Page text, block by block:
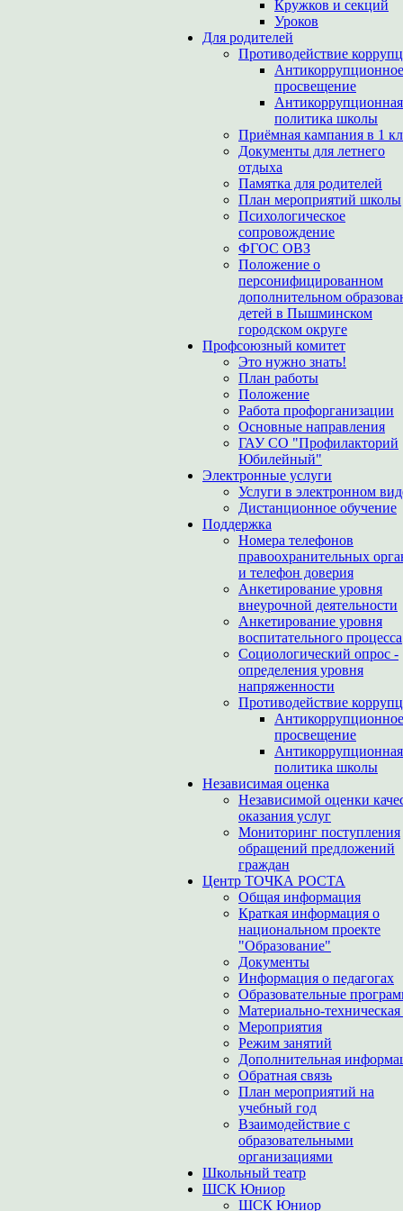
Кружков и секций
Уроков
Для родителей
Противодействие
Антикоррупционное
просвещение
Антикоррупционная
политика школы
Приёмная кампания в 1
Документы для летнего
отдыха
Памятка для родителей
План мероприятий школы
Психологическое
сопровождение
ФГОС ОВЗ
Положение о
персонифицированном
дополнительном
детей в Пышминском
городском округе
Профсоюзный комитет
Это нужно знать!
План работы
Положение
Работа профорганизации
Основные направления
ГАУ СО "Профилакторий
Юбилейный"
Электронные услуги
Услуги в электронном
Дистанционное обучение
Поддержка
Номера телефонов
правоохранительных
и телефон доверия
Анкетирование уровня
внеурочной деятельности
Анкетирование уровня
воспитательного процесса
Социологический опрос -
определения уровня
напряженности
Противодействие
Антикоррупционное
просвещение
Антикоррупционная
политика школы
Независимая оценка
Независимой оценки
оказания услуг
Мониторинг поступления
обращений предложений
граждан
Центр ТОЧКА РОСТА
Общая информация
Краткая информация о
национальном проекте
"Образование"
Документы
Информация о педагогах
Образовательные
Материально-техническая
Мероприятия
Режим занятий
Дополнительная
Обратная связь
План мероприятий на
учебный год
Взаимодействие с
образовательными
организациями
Школьный театр
ШСК Юниор
ШСК Юниор